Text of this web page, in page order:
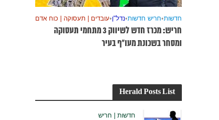
חדשות•חריש חדשות•נדל"ן•עובדים | תעסוקה | כוח אדם
חריש: מכרז חדש לשיווק 3 מתחמי תעסוקה
ומסחר בשכונת מעו”ף בעיר
Herald Posts List
חדשות | חריש